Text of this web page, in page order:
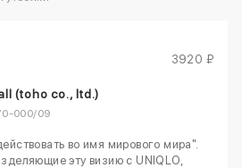
3920 ₽
(toho co., ltd.)
000/09
во имя мирового мира".
эту визию с UNIQLO,